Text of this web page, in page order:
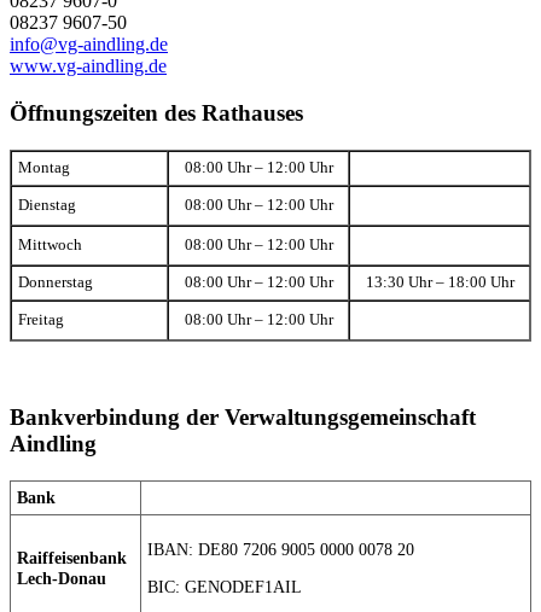
08237 9607-50
info@vg-aindling.de
www.vg-aindling.de
Öffnungszeiten des Rathauses
Montag 08:00 Uhr – 12:00 Uhr
Dienstag 08:00 Uhr – 12:00 Uhr
Mittwoch 08:00 Uhr – 12:00 Uhr
Donnerstag 08:00 Uhr – 12:00 Uhr 13:30 Uhr – 18:00 Uhr
Freitag 08:00 Uhr – 12:00 Uhr
Bankverbindung der Verwaltungsgemeinschaft
Aindling
Bank
Raiffeisenbank
Lech-Donau
IBAN: DE80 7206 9005 0000 0078 20
BIC: GENODEF1AIL